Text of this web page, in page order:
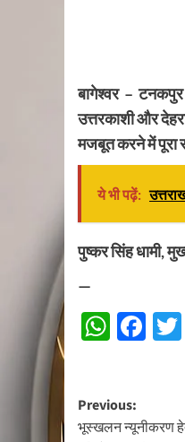
बागेश्वर –
उत्तरकाशी और
मजबूत करने में पूरा
ये भी पढ़ें:
पुष्कर सिंह धामी,
—
Post
Previous:
भूस्खलन न्यूनीकरण